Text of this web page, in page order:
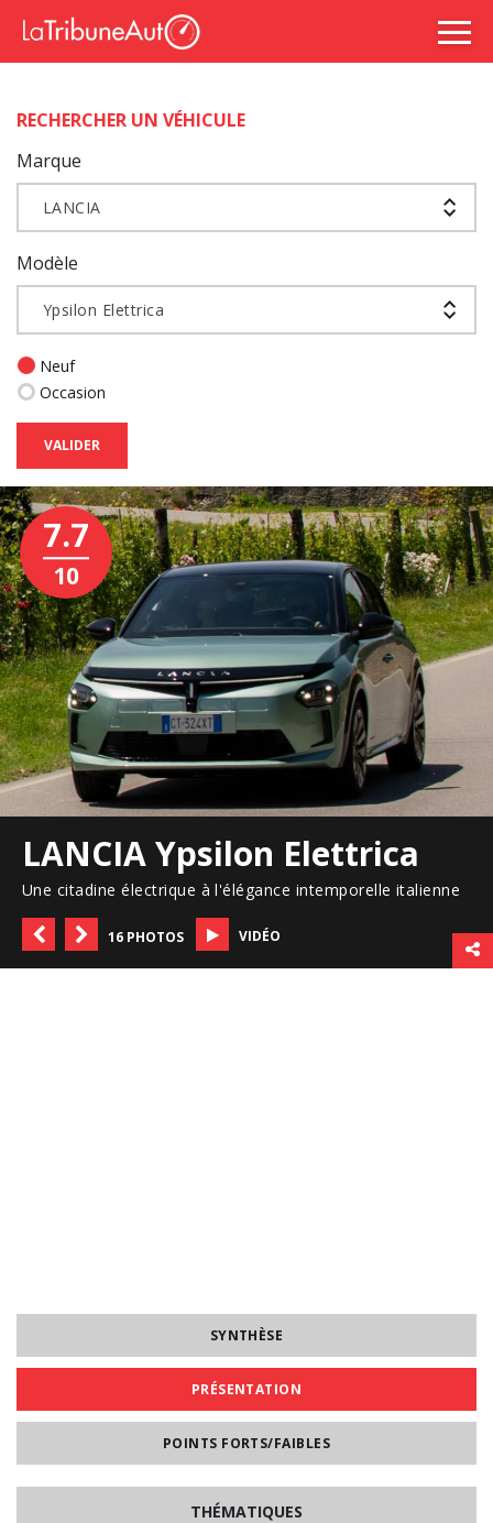
RECHERCHER UN VÉHICULE
Marque
LANCIA
Modèle
Ypsilon Elettrica
Neuf
Occasion
VALIDER
7.7
10
LANCIA Ypsilon Elettrica
Une citadine électrique à l'élégance intemporelle italienne
16 PHOTOS VIDÉO
SYNTHÈSE
PRÉSENTATION
POINTS FORTS/FAIBLES
THÉMATIQUES